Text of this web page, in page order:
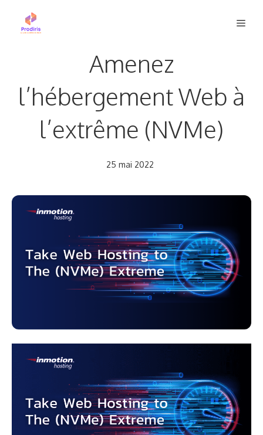
Amenez
l’hébergement Web à
l’extrême (NVMe)
25 mai 2022